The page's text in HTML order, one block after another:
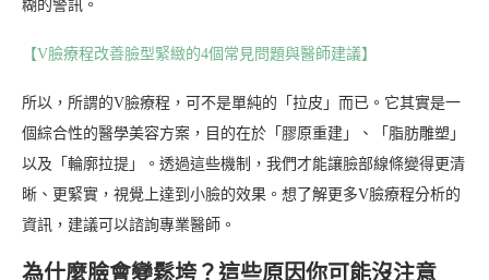
糊的警訊。
【V臉療程改善臉型緊緻的4個常見問題與醫師建議】
所以，所謂的V臉療程，可不是單純的「拉皮」而已。它其實是一
個綜合性的醫學美容方案，目的在於「膠原重建」、「脂肪雕塑」
以及「輪廓拉提」。透過這些機制，我們才能讓臉部線條變得更清
晰、更緊實，視覺上達到小臉的效果。想了解更多V臉療程分析的
資訊，建議可以諮詢專業醫師。
為什麼臉會變鬆垮？這些原因你可能沒注意